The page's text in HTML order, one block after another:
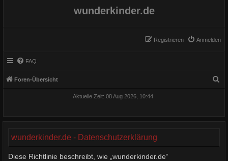
wunderkinder.de
Anmelden
Registrieren
FAQ
Foren-Übersicht
Aktuelle Zeit: 08 Aug 2026, 10:44
wunderkinder.de - Datenschutzerklärung
Diese Richtlinie beschreibt, wie „wunderkinder.de“